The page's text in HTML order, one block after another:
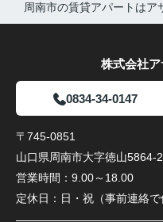
周南市の賃貸アパートはア
株式会社
0834-34-0147
〒745-0851
山口県周南市大字徳山5864-2
営業時間： 9.00～18.00
定休日： 日・祝（事前連絡